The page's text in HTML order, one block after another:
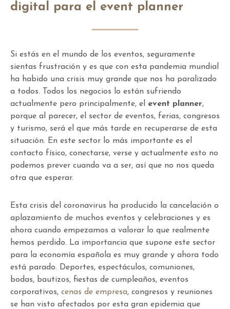
digital para el event planner
Si estás en el mundo de los eventos, seguramente
sientas frustración y es que con esta pandemia mundial
ha habido una crisis muy grande que nos ha paralizado
a todos. Todos los negocios lo están sufriendo
actualmente pero principalmente, el event planner,
porque al parecer, el sector de eventos, ferias, congresos
y turismo, será el que más tarde en recuperarse de esta
situación. En este sector lo más importante es el
contacto físico, conectarse, verse y actualmente esto no
podemos prever cuando va a ser, así que no nos queda
otra que esperar.
Esta crisis del coronavirus ha producido la cancelación o
aplazamiento de muchos eventos y celebraciones y es
ahora cuando empezamos a valorar lo que realmente
hemos perdido. La importancia que supone este sector
para la economía española es muy grande y ahora todo
está parado. Deportes, espectáculos, comuniones,
bodas, bautizos, fiestas de cumpleaños, eventos
corporativos, cenas de empresa, congresos y reuniones
se han visto afectados por esta gran epidemia que